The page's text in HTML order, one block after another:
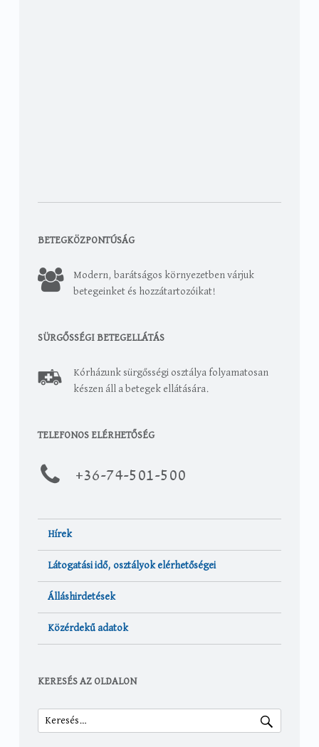
BETEGKÖZPONTÚSÁG
Modern, barátságos környezetben várjuk
betegeinket és hozzátartozóikat!
SÜRGŐSSÉGI BETEGELLÁTÁS
Kórházunk sürgősségi osztálya folyamatosan
készen áll a betegek ellátására.
TELEFONOS ELÉRHETŐSÉG
+36-74-501-500
Hírek
Látogatási idő, osztályok elérhetőségei
Álláshirdetések
Közérdekű adatok
KERESÉS AZ OLDALON
Keresés: